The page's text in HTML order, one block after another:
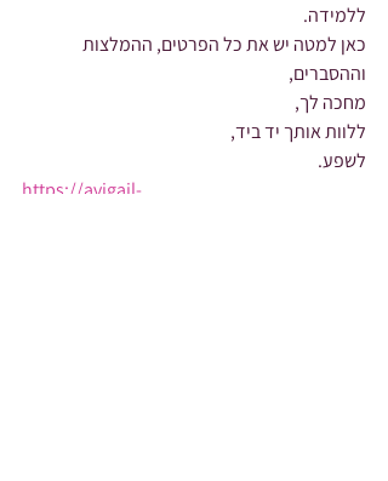
ללמידה.
כאן למטה יש את כל הפרטים, ההמלצות
וההסברים,
מחכה לך,
ללוות אותך יד ביד,
לשפע.
https://avigail-